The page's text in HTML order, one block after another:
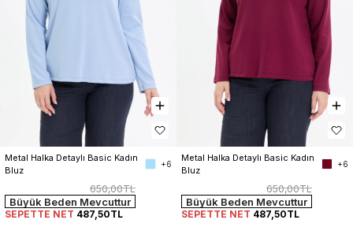
Metal Halka Detaylı Basic Kadın
Bluz
+6
650,00TL
Büyük Beden Mevcuttur
SEPETTE NET 487,50TL
Metal Halka Detaylı Basic Kadın
Bluz
+6
650,00TL
Büyük Beden Mevcuttur
SEPETTE NET 487,50TL